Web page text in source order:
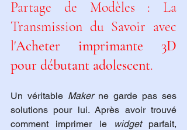
Partage de Modèles : La
Transmission du Savoir avec
l'Acheter imprimante 3D
pour débutant adolescent.
Un véritable Maker ne garde pas ses
solutions pour lui. Après avoir trouvé
comment imprimer le
widget parfait,